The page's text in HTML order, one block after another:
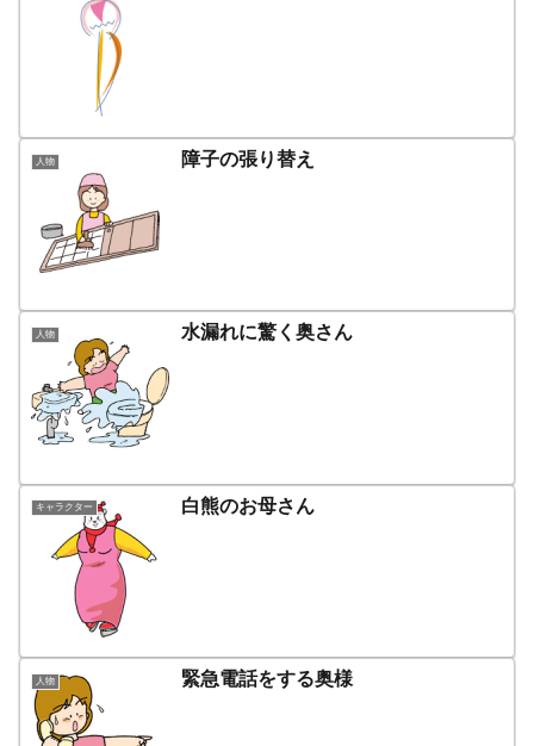
人物 障子の張り替え
人物 水漏れに驚く奥さん
キャラクター 白熊のお母さん
人物 緊急電話をする奥様